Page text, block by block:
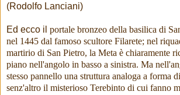
(Rodolfo Lanciani)
Ed ecco il portale bronzeo della basilica di
nel 1445 dal famoso scultore Filarete; nel
martirio di San Pietro, la Meta è chiaramente
piano nell'angolo in basso a sinistra. Ma
stesso pannello una struttura analoga a forma
senz'altro il misterioso Terebinto di cui fanno